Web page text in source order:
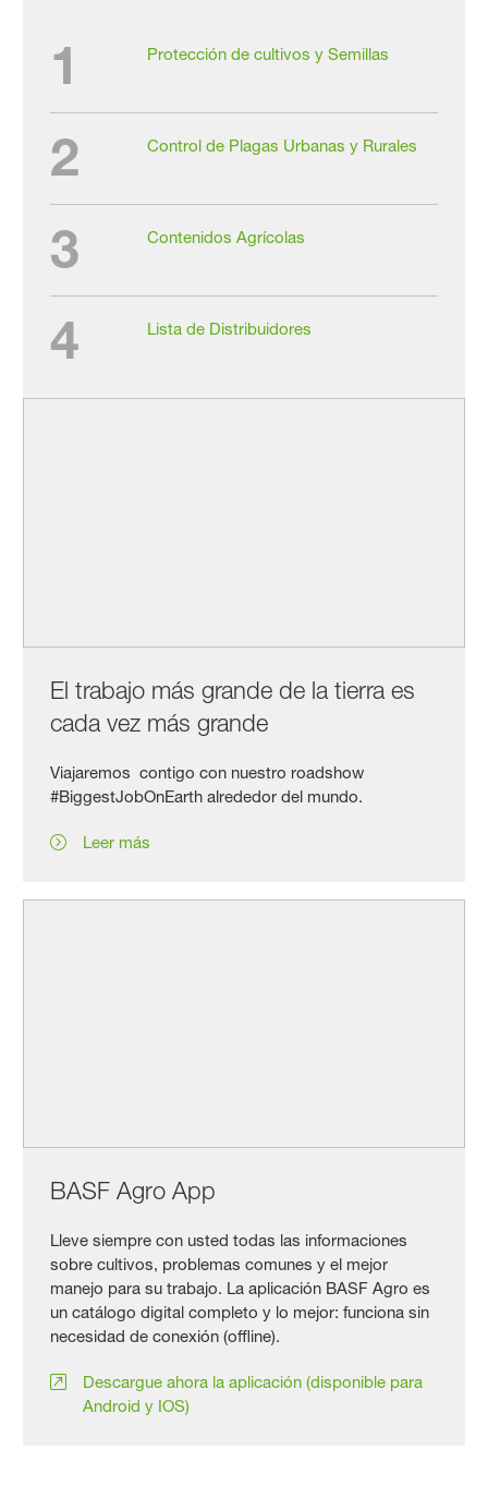
1 Protección de cultivos y Semillas
2 Control de Plagas Urbanas y Rurales
3 Contenidos Agrícolas
4 Lista de Distribuidores
El trabajo más grande de la tierra es
cada vez más grande
Viajaremos contigo con nuestro roadshow
#BiggestJobOnEarth alrededor del mundo.
Leer más
BASF Agro App
Lleve siempre con usted todas las informaciones
sobre cultivos, problemas comunes y el mejor
manejo para su trabajo. La aplicación BASF Agro es
un catálogo digital completo y lo mejor: funciona sin
necesidad de conexión (offline).
Descargue ahora la aplicación (disponible para
Android y IOS)